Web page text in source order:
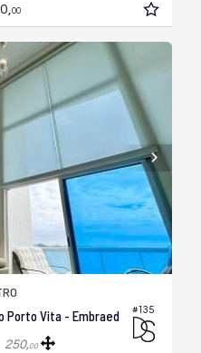
00
#135
Porto Vita - Embraed
250,00